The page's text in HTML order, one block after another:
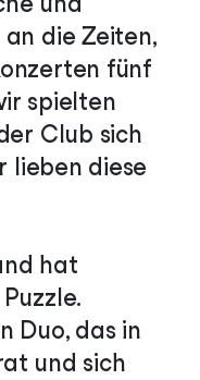
die Zeiten,
fünf
spielten
Club sich
lieben diese
hat
Duo, das in
und sich